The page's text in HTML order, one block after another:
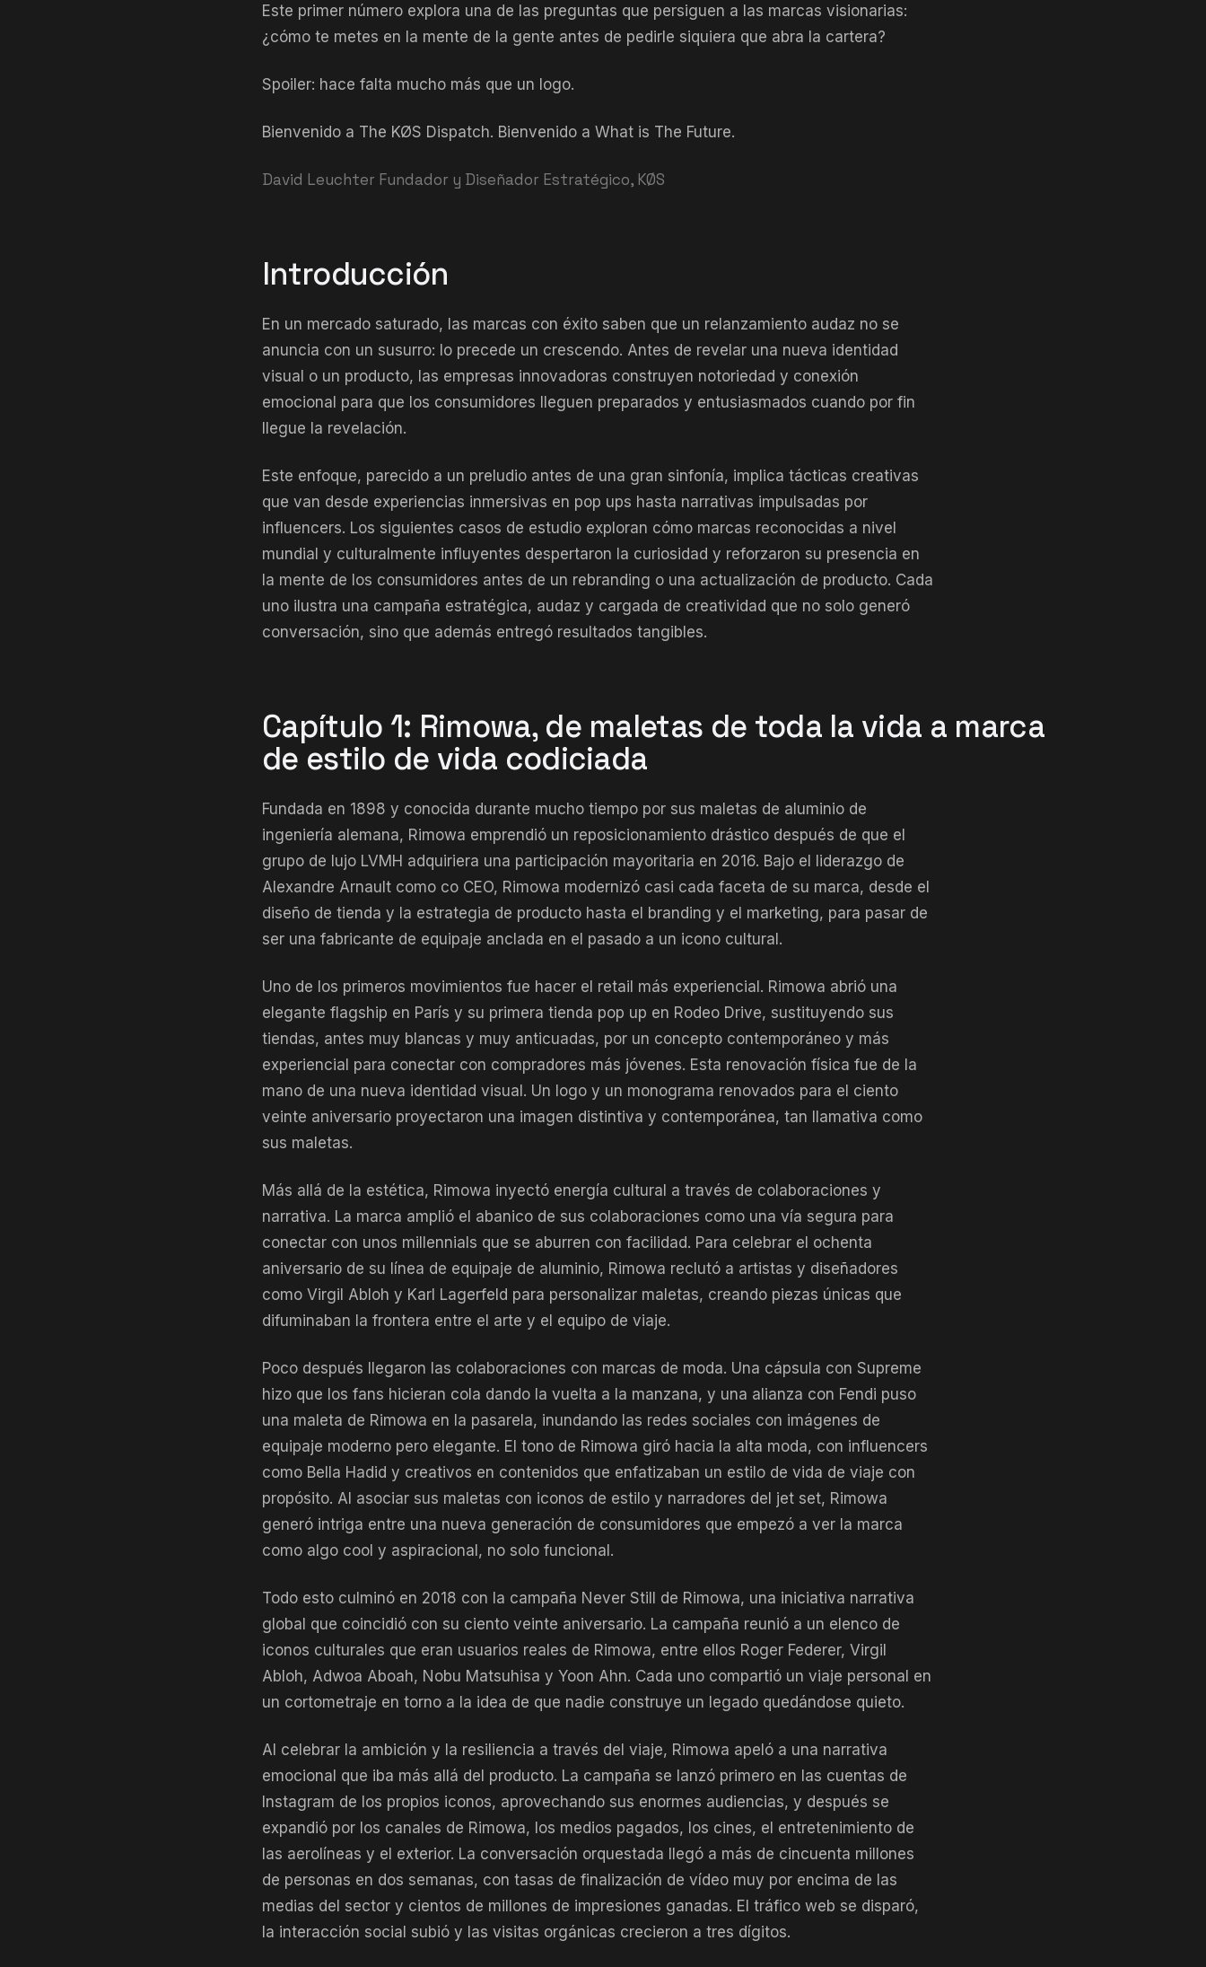
Este primer número explora una de las preguntas que persiguen a las marcas visionarias:
¿cómo te metes en la mente de la gente antes de pedirle siquiera que abra la cartera?
Spoiler: hace falta mucho más que un logo.
Bienvenido a The KØS Dispatch. Bienvenido a What is The Future.
David Leuchter Fundador y Diseñador Estratégico, KØS
Introducción
En un mercado saturado, las marcas con éxito saben que un relanzamiento audaz no se
anuncia con un susurro: lo precede un crescendo. Antes de revelar una nueva identidad
visual o un producto, las empresas innovadoras construyen notoriedad y conexión
emocional para que los consumidores lleguen preparados y entusiasmados cuando por fin
llegue la revelación.
Este enfoque, parecido a un preludio antes de una gran sinfonía, implica tácticas creativas
que van desde experiencias inmersivas en pop ups hasta narrativas impulsadas por
influencers. Los siguientes casos de estudio exploran cómo marcas reconocidas a nivel
mundial y culturalmente influyentes despertaron la curiosidad y reforzaron su presencia en
la mente de los consumidores antes de un rebranding o una actualización de producto. Cada
uno ilustra una campaña estratégica, audaz y cargada de creatividad que no solo generó
conversación, sino que además entregó resultados tangibles.
Capítulo 1: Rimowa, de maletas de toda la vida a marca
de estilo de vida codiciada
Fundada en 1898 y conocida durante mucho tiempo por sus maletas de aluminio de
ingeniería alemana, Rimowa emprendió un reposicionamiento drástico después de que el
grupo de lujo LVMH adquiriera una participación mayoritaria en 2016. Bajo el liderazgo de
Alexandre Arnault como co CEO, Rimowa modernizó casi cada faceta de su marca, desde el
diseño de tienda y la estrategia de producto hasta el branding y el marketing, para pasar de
ser una fabricante de equipaje anclada en el pasado a un icono cultural.
Uno de los primeros movimientos fue hacer el retail más experiencial. Rimowa abrió una
elegante flagship en París y su primera tienda pop up en Rodeo Drive, sustituyendo sus
tiendas, antes muy blancas y muy anticuadas, por un concepto contemporáneo y más
experiencial para conectar con compradores más jóvenes. Esta renovación física fue de la
mano de una nueva identidad visual. Un logo y un monograma renovados para el ciento
veinte aniversario proyectaron una imagen distintiva y contemporánea, tan llamativa como
sus maletas.
Más allá de la estética, Rimowa inyectó energía cultural a través de colaboraciones y
narrativa. La marca amplió el abanico de sus colaboraciones como una vía segura para
conectar con unos millennials que se aburren con facilidad. Para celebrar el ochenta
aniversario de su línea de equipaje de aluminio, Rimowa reclutó a artistas y diseñadores
como Virgil Abloh y Karl Lagerfeld para personalizar maletas, creando piezas únicas que
difuminaban la frontera entre el arte y el equipo de viaje.
Poco después llegaron las colaboraciones con marcas de moda. Una cápsula con Supreme
hizo que los fans hicieran cola dando la vuelta a la manzana, y una alianza con Fendi puso
una maleta de Rimowa en la pasarela, inundando las redes sociales con imágenes de
equipaje moderno pero elegante. El tono de Rimowa giró hacia la alta moda, con influencers
como Bella Hadid y creativos en contenidos que enfatizaban un estilo de vida de viaje con
propósito. Al asociar sus maletas con iconos de estilo y narradores del jet set, Rimowa
generó intriga entre una nueva generación de consumidores que empezó a ver la marca
como algo cool y aspiracional, no solo funcional.
Todo esto culminó en 2018 con la campaña Never Still de Rimowa, una iniciativa narrativa
global que coincidió con su ciento veinte aniversario. La campaña reunió a un elenco de
iconos culturales que eran usuarios reales de Rimowa, entre ellos Roger Federer, Virgil
Abloh, Adwoa Aboah, Nobu Matsuhisa y Yoon Ahn. Cada uno compartió un viaje personal en
un cortometraje en torno a la idea de que nadie construye un legado quedándose quieto.
Al celebrar la ambición y la resiliencia a través del viaje, Rimowa apeló a una narrativa
emocional que iba más allá del producto. La campaña se lanzó primero en las cuentas de
Instagram de los propios iconos, aprovechando sus enormes audiencias, y después se
expandió por los canales de Rimowa, los medios pagados, los cines, el entretenimiento de
las aerolíneas y el exterior. La conversación orquestada llegó a más de cincuenta millones
de personas en dos semanas, con tasas de finalización de vídeo muy por encima de las
medias del sector y cientos de millones de impresiones ganadas. El tráfico web se disparó,
la interacción social subió y las visitas orgánicas crecieron a tres dígitos.